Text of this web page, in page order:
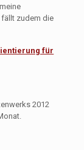
fällt zudem die
für
2012